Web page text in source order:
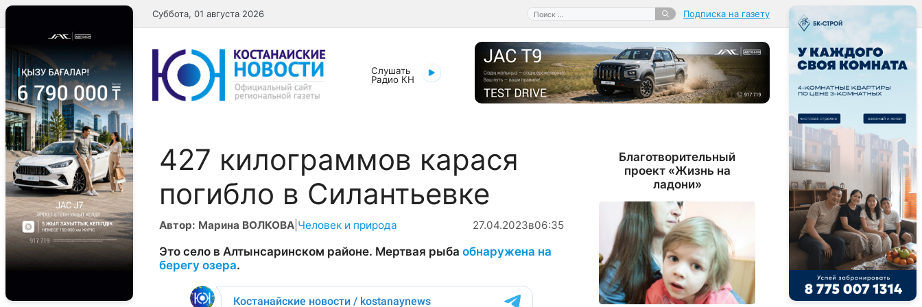
Перейти
к
содержимому
Поиск:
Суббота, 01 августа 2026 Подписка на газету
Слушать
Радио КН
427 килограммов карася
погибло в Силантьевке
Автор: Марина ВОЛКОВА Человек и природа 27.04.2023в06:35
Это село в Алтынсаринском районе. Мертвая рыба обнаружена на
берегу озера.
Благотворительный
проект «Жизнь на
ладони»